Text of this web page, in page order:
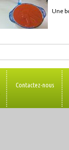
Une
Contactez-nous